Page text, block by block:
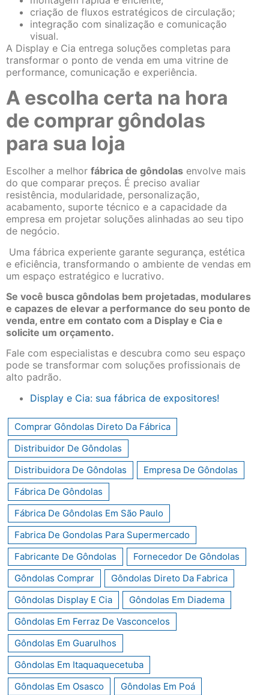
criação de fluxos estratégicos de circulação;
integração com sinalização e comunicação
visual.
A Display e Cia entrega soluções completas para
transformar o ponto de venda em uma vitrine de
performance, comunicação e experiência.
A escolha certa na hora
de comprar gôndolas
para sua loja
Escolher a melhor fábrica de gôndolas envolve mais
do que comparar preços. É preciso avaliar
resistência, modularidade, personalização,
acabamento, suporte técnico e a capacidade da
empresa em projetar soluções alinhadas ao seu tipo
de negócio.
Uma fábrica experiente garante segurança, estética
e eficiência, transformando o ambiente de vendas em
um espaço estratégico e lucrativo.
Se você busca gôndolas bem projetadas, modulares
e capazes de elevar a performance do seu ponto de
venda, entre em contato com a Display e Cia e
solicite um orçamento.
Fale com especialistas e descubra como seu espaço
pode se transformar com soluções profissionais de
alto padrão.
Display e Cia: sua fábrica de expositores!
Comprar Gôndolas Direto Da Fábrica
Distribuidor De Gôndolas
Distribuidora De Gôndolas
Empresa De Gôndolas
Fábrica De Gôndolas
Fábrica De Gôndolas Em São Paulo
Fabrica De Gondolas Para Supermercado
Fabricante De Gôndolas
Fornecedor De Gôndolas
Gôndolas Comprar
Gôndolas Direto Da Fabrica
Gôndolas Display E Cia
Gôndolas Em Diadema
Gôndolas Em Ferraz De Vasconcelos
Gôndolas Em Guarulhos
Gôndolas Em Itaquaquecetuba
Gôndolas Em Osasco
Gôndolas Em Poá